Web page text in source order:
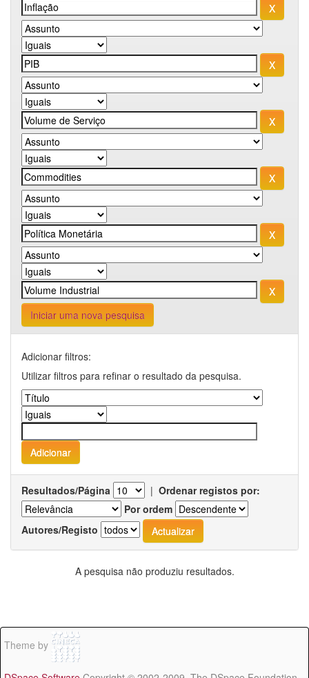
Iniciar uma nova pesquisa
Adicionar filtros:
Utilizar filtros para refinar o resultado da pesquisa.
Resultados/Página | Ordenar registos por:
Por ordem
Autores/Registo
A pesquisa não produziu resultados.
Theme by